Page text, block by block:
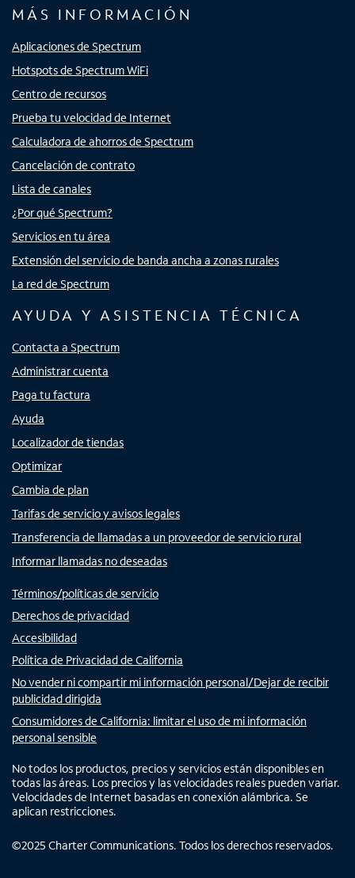
MÁS INFORMACIÓN
Aplicaciones de Spectrum
Hotspots de Spectrum WiFi
Centro de recursos
Prueba tu velocidad de Internet
Calculadora de ahorros de Spectrum
Cancelación de contrato
Lista de canales
¿Por qué Spectrum?
Servicios en tu área
Extensión del servicio de banda ancha a zonas rurales
La red de Spectrum
AYUDA Y ASISTENCIA TÉCNICA
Contacta a Spectrum
Administrar cuenta
Paga tu factura
Ayuda
Localizador de tiendas
Optimizar
Cambia de plan
Tarifas de servicio y avisos legales
Transferencia de llamadas a un proveedor de servicio rural
Informar llamadas no deseadas
Términos/políticas de servicio
Derechos de privacidad
Accesibilidad
Política de Privacidad de California
No vender ni compartir mi información personal/Dejar de recibir
publicidad dirigida
Consumidores de California: limitar el uso de mi información
personal sensible
No todos los productos, precios y servicios están disponibles en
todas las áreas. Los precios y las velocidades reales pueden variar.
Velocidades de Internet basadas en conexión alámbrica. Se
aplican restricciones.
©2025 Charter Communications. Todos los derechos reservados.